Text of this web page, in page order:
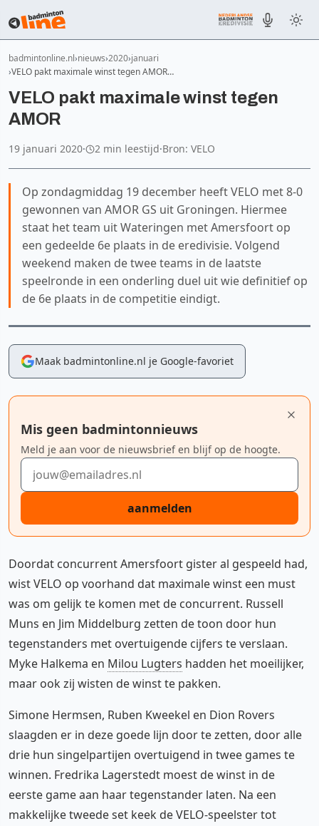
badmintonline.nl nieuws 2020 januari
VELO pakt maximale winst tegen AMOR…
VELO pakt maximale winst tegen
AMOR
19 januari 2020· 2 min leestijd·Bron: VELO
Op zondagmiddag 19 december heeft VELO met 8-0
gewonnen van AMOR GS uit Groningen. Hiermee
staat het team uit Wateringen met Amersfoort op
een gedeelde 6e plaats in de eredivisie. Volgend
weekend maken de twee teams in de laatste
speelronde in een onderling duel uit wie definitief op
de 6e plaats in de competitie eindigt.
Maak badmintonline.nl je Google-favoriet
Mis geen badmintonnieuws
Meld je aan voor de nieuwsbrief en blijf op de hoogte.
E-mailadres
aanmelden
Doordat concurrent Amersfoort gister al gespeeld had,
wist VELO op voorhand dat maximale winst een must
was om gelijk te komen met de concurrent. Russell
Muns en Jim Middelburg zetten de toon door hun
tegenstanders met overtuigende cijfers te verslaan.
Myke Halkema en Milou Lugters hadden het moeilijker,
maar ook zij wisten de winst te pakken.
Simone Hermsen, Ruben Kweekel en Dion Rovers
slaagden er in deze goede lijn door te zetten, door alle
drie hun singelpartijen overtuigend in twee games te
winnen. Fredrika Lagerstedt moest de winst in de
eerste game aan haar tegenstander laten. Na een
makkelijke tweede set keek de VELO-speelster tot